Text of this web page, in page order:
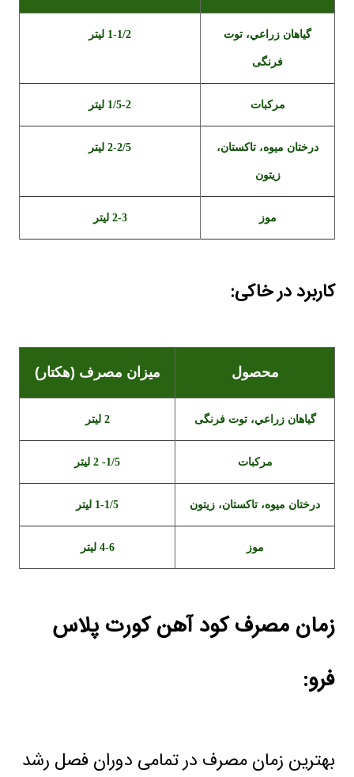
گياهان زراعي، توت
فرنگی
1-1/2 لیتر
مرکبات 1/5-2 لیتر
درختان ميوه، تاکستان،
زیتون
2-2/5 لیتر
موز 2-3 لیتر
کاربرد در خاکی:
محصول میزان مصرف (هکتار)
گياهان زراعي، توت فرنگی 2 لیتر
مرکبات 1/5- 2 لیتر
درختان ميوه، تاکستان، زیتون 1-1/5 لیتر
موز 4-6 لیتر
زمان مصرف کود آهن کورت پلاس
فرو:
بهترین زمان مصرف در تمامی دوران فصل رشد